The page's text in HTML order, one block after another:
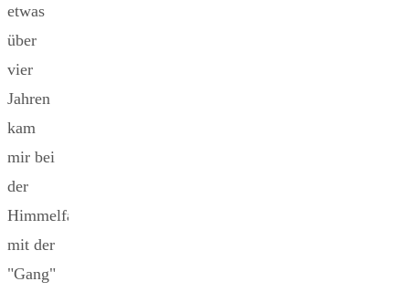
etwas
über
vier
Jahren
kam
mir bei
der
Himmelfahrtstour
mit der
"Gang"